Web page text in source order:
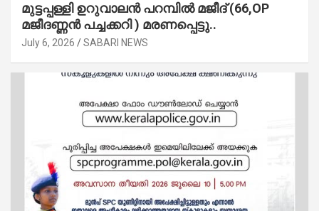
മുട്ടപ്പള്ളി ഉറുവാലൻ പറമ്പിൽ മജീദ് (66,OP
മജീദണ്ണൻ പച്ചക്കറി ) മരണപ്പെട്ടു..
July 6, 2026 SABARI NEWS